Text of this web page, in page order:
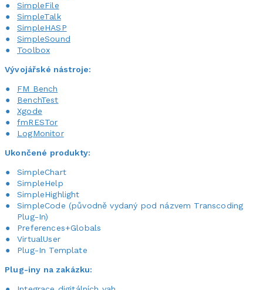
SimpleFile
SimpleTalk
SimpleHASP
SimpleSound
Toolbox
Vývojářské nástroje:
FM Bench
BenchTest
Xgode
fmRESTor
LogMonitor
Ukončené produkty:
SimpleChart
SimpleHelp
SimpleHighlight
SimpleCode (původně vydaný pod názvem Transcoding
Plug-In)
Preferences+Globals
VirtualUser
Plug-In Template
Plug-iny na zakázku: